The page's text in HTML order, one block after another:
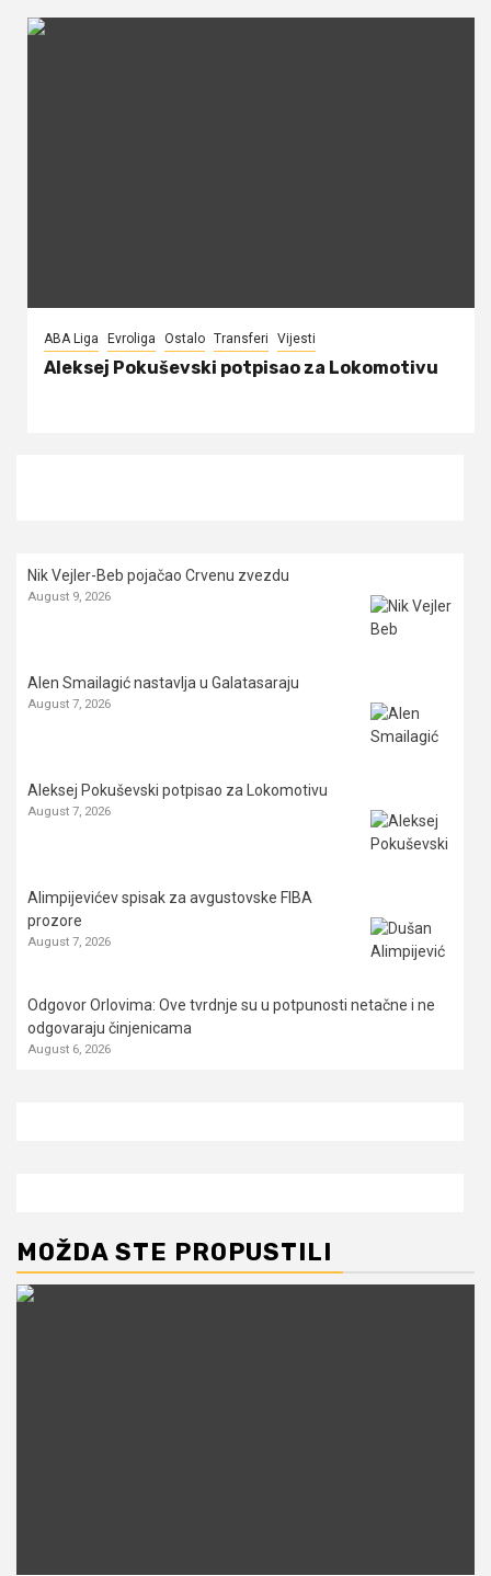
ABA Liga Evroliga Ostalo Transferi Vijesti
Aleksej Pokuševski potpisao za Lokomotivu
Nik Vejler-Beb pojačao Crvenu zvezdu
August 9, 2026
Alen Smailagić nastavlja u Galatasaraju
August 7, 2026
Aleksej Pokuševski potpisao za Lokomotivu
August 7, 2026
Alimpijevićev spisak za avgustovske FIBA
prozore
August 7, 2026
Odgovor Orlovima: ​Ove tvrdnje su u potpunosti netačne i ne
odgovaraju činjenicama
August 6, 2026
MOŽDA STE PROPUSTILI